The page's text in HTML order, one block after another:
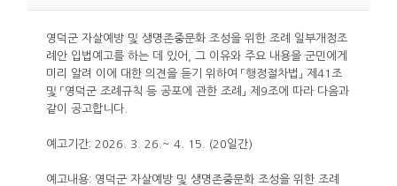
영덕군 자살예방 및 생명존중문화 조성을 위한 조례 일부개정조
례안 입법예고를 하는 데 있어, 그 이유와 주요 내용을 군민에게
미리 알려 이에 대한 의견을 듣기 위하여 「행정절차법」 제41조
및 「영덕군 조례규칙 등 공포에 관한 조례」 제9조에 따라 다음과
같이 공고합니다.
예고기간: 2026. 3. 26.~ 4. 15. (20일간)
예고내용: 영덕군 자살예방 및 생명존중문화 조성을 위한 조례